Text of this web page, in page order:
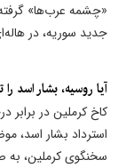
«چشمه عرب‌ها»
جدید سوریه، در
آیا روسیه، بشار اسد
کاخ کرملین در
استرداد بشار اسد،
سخنگوی کرملین، به